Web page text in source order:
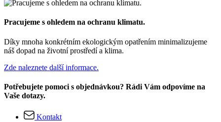
Pracujeme s ohledem na ochranu klimatu.
Díky mnoha konkrétním ekologickým opatřením minimalizujeme
náš dopad na životní prostředí a klima.
Zde naleznete další informace.
Potřebujete pomoci s objednávkou? Rádi Vám odpovíme na
Vaše dotazy.
Kontakt